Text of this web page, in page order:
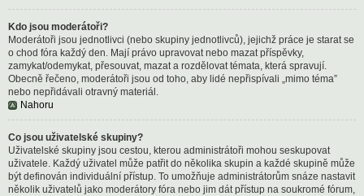
Kdo jsou moderátoři?
Moderátoři jsou jednotlivci (nebo skupiny jednotlivců), jejichž práce je starat se
o chod fóra každý den. Mají právo upravovat nebo mazat příspěvky,
zamykat/odemykat, přesouvat, mazat a rozdělovat témata, která spravují.
Obecně řečeno, moderátoři jsou od toho, aby lidé nepřispívali „mimo téma”
nebo nepřidávali otravný materiál.
Nahoru
Co jsou uživatelské skupiny?
Uživatelské skupiny jsou cestou, kterou administrátoři mohou seskupovat
uživatele. Každý uživatel může patřit do několika skupin a každé skupině může
být definován individuální přístup. To umožňuje administrátorům snáze nastavit
několik uživatelů jako moderátory fóra nebo jim dát přístup na soukromé fórum,